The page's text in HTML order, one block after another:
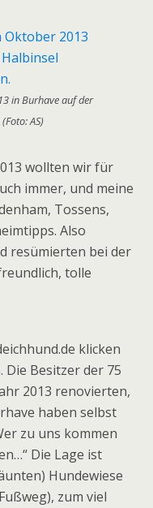
in Burhave auf der
AS)
wollten wir für
immer, und meine
Tossens,
Also
resümierten bei der
tolle
klicken
Besitzer der 75
2013 renovierten,
haben selbst
zu uns kommen
Die Lage ist
Hundewiese
zum viel